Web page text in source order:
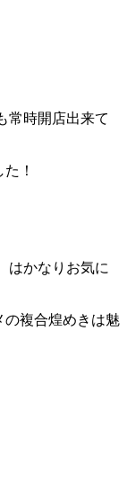
常時開店出来て
！
はかなりお気に
の複合煌めきは魅